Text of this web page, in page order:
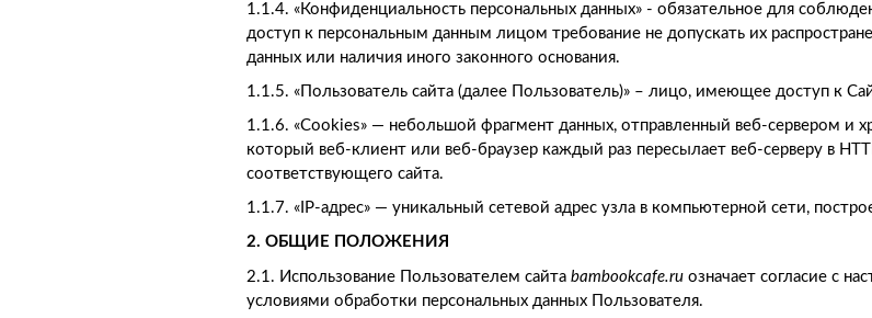
1.1.4. «Конфиденциальность персональных данных» - обязательное для
доступ к персональным данным лицом требование не допускать их
данных или наличия иного законного основания.
1.1.5. «Пользователь сайта (далее Пользователь)» – лицо, имеющее доступ к
1.1.6. «Cookies» — небольшой фрагмент данных, отправленный веб-сервером и
который веб-клиент или веб-браузер каждый раз пересылает веб-серверу в
соответствующего сайта.
1.1.7. «IP-адрес» — уникальный сетевой адрес узла в компьютерной сети,
2. ОБЩИЕ ПОЛОЖЕНИЯ
2.1. Использование Пользователем сайта bambookcafe.ru означает согласие с
условиями обработки персональных данных Пользователя.